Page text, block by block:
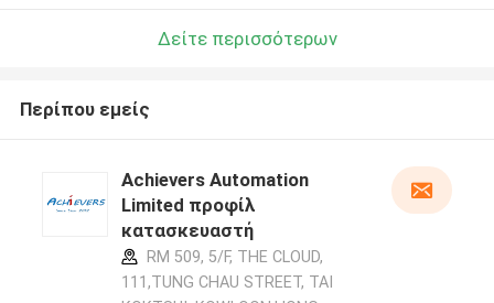
Δείτε περισσότερων
Περίπου εμείς
Achievers Automation
Limited προφίλ
κατασκευαστή
RM 509, 5/F, THE CLOUD,
111,TUNG CHAU STREET, TAI